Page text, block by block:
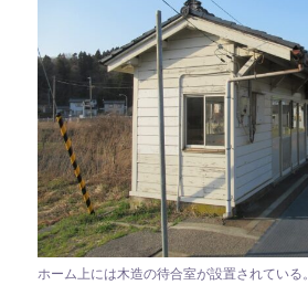
ホーム上には木造の待合室が設置されている。